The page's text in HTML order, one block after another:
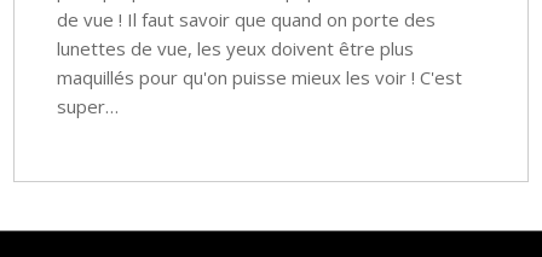
de vue ! Il faut savoir que quand on porte des
lunettes de vue, les yeux doivent être plus
maquillés pour qu'on puisse mieux les voir ! C'est
super…